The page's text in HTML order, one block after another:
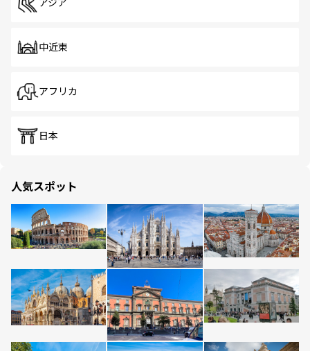
アジア
中近東
アフリカ
日本
人気スポット